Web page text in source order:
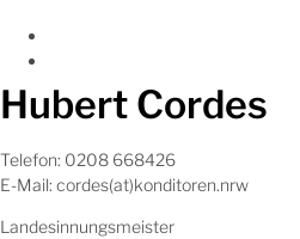
Hubert Cordes
Telefon: 0208 668426
E-Mail: cordes(at)konditoren.nrw
Landesinnungsmeister